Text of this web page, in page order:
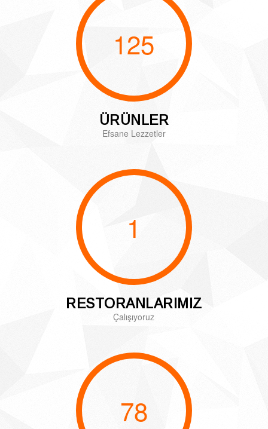
125
ÜRÜNLER
Efsane Lezzetler
1
RESTORANLARIMIZ
Çalışıyoruz
78